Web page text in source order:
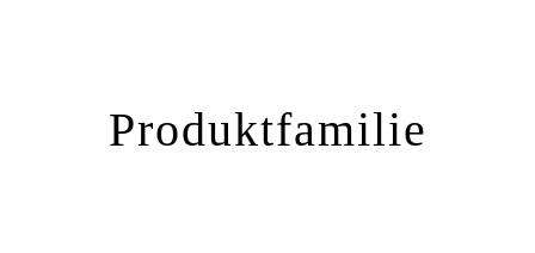
Produktfamilie